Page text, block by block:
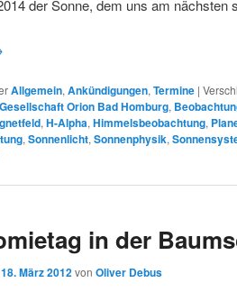
der Sonne, dem uns am nächsten
Allgemein, Ankündigungen, Termine |
Orion Bad Homburg,
, H-Alpha, Himmelsbeobachtung,
, Sonnenlicht, Sonnenphysik,
in der
18. März 2012von Oliver Debus